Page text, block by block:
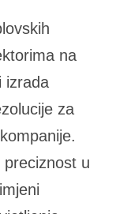
na
izrada
za
u